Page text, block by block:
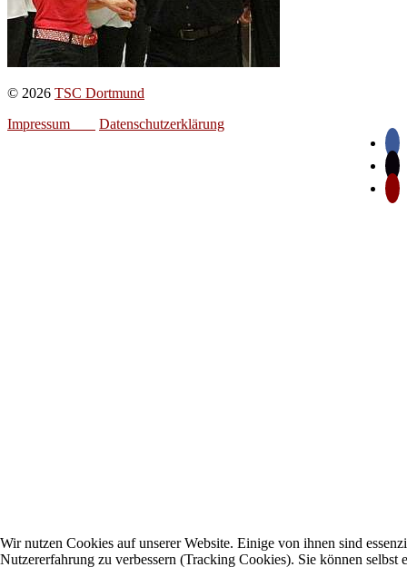
© 2026 TSC Dortmund
Impressum
Datenschutzerklärung
Wir nutzen Cookies auf unserer Website. Einige von ihnen sind
Nutzererfahrung zu verbessern (Tracking Cookies). Sie können selbst